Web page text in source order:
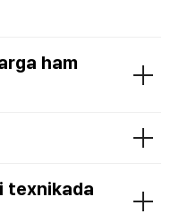
ham
texnikada